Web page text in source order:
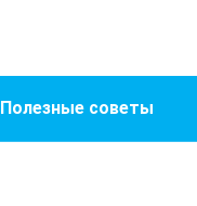
Полезные советы